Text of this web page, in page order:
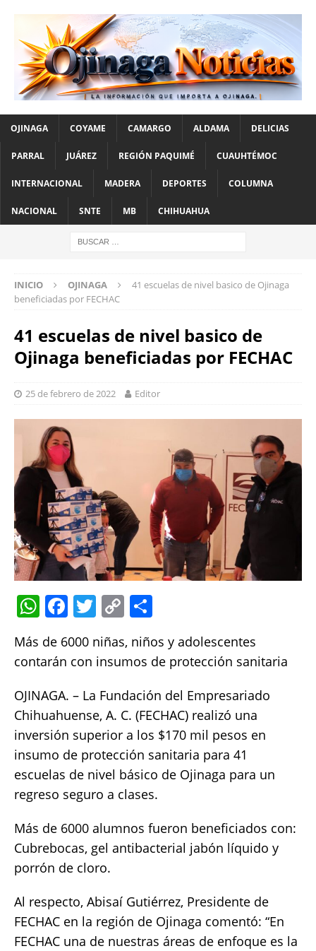
OJINAGA COYAME CAMARGO ALDAMA DELICIAS
PARRAL JUÁREZ REGIÓN PAQUIMÉ CUAUHTÉMOC
INTERNACIONAL MADERA DEPORTES COLUMNA
NACIONAL SNTE MB CHIHUAHUA
INICIO OJINAGA
41 escuelas de nivel basico de Ojinaga
beneficiadas por FECHAC
41 escuelas de nivel basico de
Ojinaga beneficiadas por FECHAC
25 de febrero de 2022 Editor
W
h
at
s
A
p
p
F
c
e
b
o
o
k
T
w
it
te
r
C
p
y
Li
n
k
a
re
Más de 6000 niñas, niños y adolescentes
contarán con insumos de protección sanitaria
OJINAGA. – La Fundación del Empresariado
Chihuahuense, A. C. (FECHAC) realizó una
inversión superior a los $170 mil pesos en
insumo de protección sanitaria para 41
escuelas de nivel básico de Ojinaga para un
regreso seguro a clases.
Más de 6000 alumnos fueron beneficiados con:
Cubrebocas, gel antibacterial jabón líquido y
porrón de cloro.
Al respecto, Abisaí Gutiérrez, Presidente de
FECHAC en la región de Ojinaga comentó: “En
FECHAC una de nuestras áreas de enfoque es la